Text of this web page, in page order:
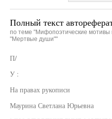
Полный текст
по теме "Мифопоэтические мотивы
"Мертвые души""
П/
У :
На правах рукописи
Маурина Светлана Юрьевна